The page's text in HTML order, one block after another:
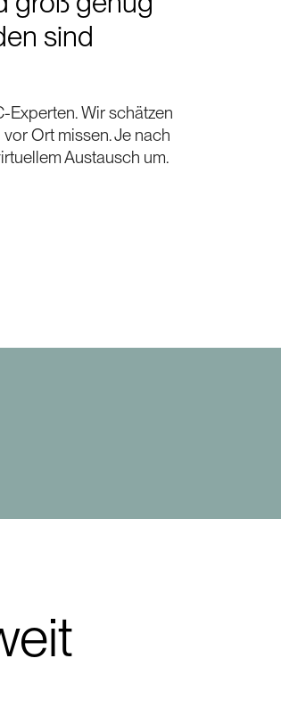
sind
Experten. Wir schätzen
Ort missen. Je nach
Austausch um.